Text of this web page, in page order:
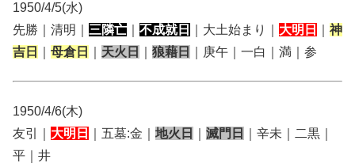
1950/4/5(水)
先勝｜清明｜ 三隣亡 不成就日 ｜大土始まり｜ 大明日
神
吉日
母倉日 天火日 狼藉日 ｜庚午｜一白｜満｜参
1950/4/6(木)
友引｜ 大明日 ｜五墓:金｜ 地火日 滅門日
｜辛未｜二黒｜
平｜井